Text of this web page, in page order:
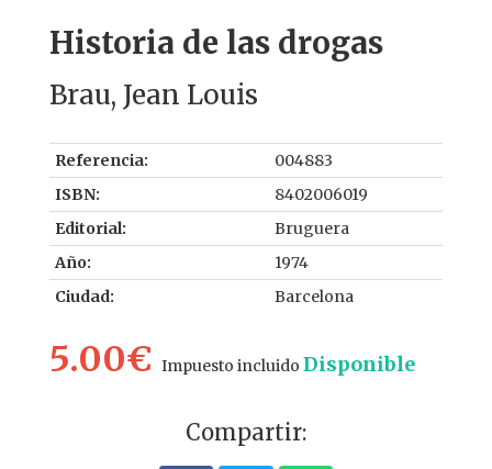
Historia de las drogas
Brau, Jean Louis
Referencia:
004883
ISBN:
8402006019
Editorial:
Bruguera
Año:
1974
Ciudad:
Barcelona
5.00€ Impuesto incluido Disponible
Compartir: